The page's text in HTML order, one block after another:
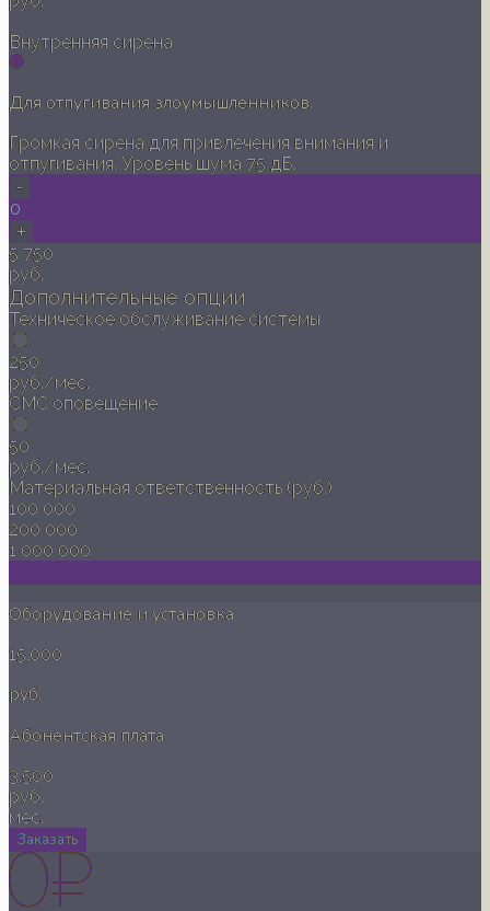
Внутренняя сирена
Для отпугивания злоумышленников.
Громкая сирена для привлечения внимания и
отпугивания. Уровень шума 75 дБ.
-
0
+
5 750
руб.
Дополнительные опции
Техническое обслуживание системы
250
руб./мес.
СМС оповещение
50
руб./мес.
Материальная ответственность (руб.)
100 000
200 000
1 000 000
Оборудование и установка
15,000
руб.
Абонентская плата
3,500
руб.
мес.
Заказать